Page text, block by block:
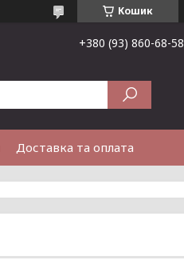
Кошик
+380 (93) 860-68-58
Доставка та оплата